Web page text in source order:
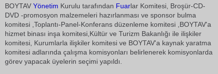
BOYTAV Yönetim Kurulu tarafından Fuarlar Komitesi, Broşür-CD-
DVD -promosyon malzemeleri hazırlanması ve sponsor bulma
komitesi ,Toplantı-Panel-Konferans düzenleme komitesi ,BOYTAV'a
hizmet binası inşa komitesi,Kültür ve Turizm Bakanlığı ile ilişkiler
komitesi, Kurumlarla ilişkiler komitesi ve BOYTAV'a kaynak yaratma
komitesi adlarında çalışma komisyonları belirlenerek komisyonlarda
görev yapacak üyelerin seçimi yapıldı.